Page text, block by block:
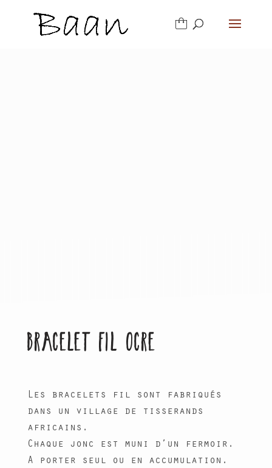
BRACELET FIL OCRE
Les bracelets fil sont fabriqués
dans un village de tisserands
africains.
Chaque jonc est muni d’un fermoir.
A porter seul ou en accumulation.